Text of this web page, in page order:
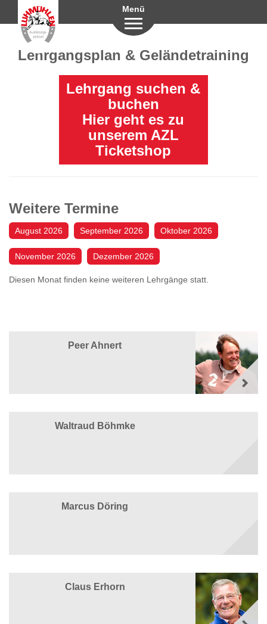
Menü
Lehrgangsplan & Geländetraining
Lehrgang suchen &
buchen
Hier geht es zu
unserem AZL
Ticketshop
Weitere Termine
August 2026 September 2026 Oktober 2026
November 2026 Dezember 2026
Diesen Monat finden keine weiteren Lehrgänge statt.
Peer Ahnert
Waltraud Böhmke
Marcus Döring
Claus Erhorn